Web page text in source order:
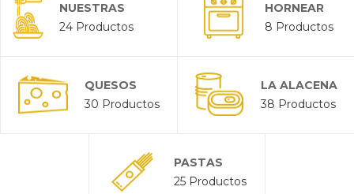
NUESTRAS
PASTAS Y
24 Productos
HORNEAR
8 Productos
QUESOS
30 Productos
LA ALACENA
38 Productos
PASTAS
25 Productos